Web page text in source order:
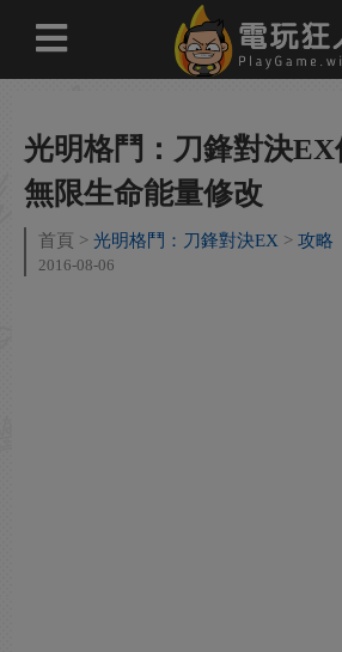
光明格鬥：刀鋒對決
無限生命能量修改
首頁 光明格鬥：刀鋒對決EX 攻略
2016-08-06